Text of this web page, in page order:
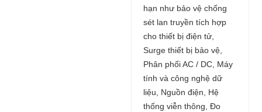
hạn như bảo vệ chống
sét lan truyền tích hợp
cho thiết bị điện tử,
Surge thiết bị bảo vệ,
Phân phối AC / DC, Máy
tính và công nghệ dữ
liệu, Nguồn điện, Hệ
thống viễn thông, Đo